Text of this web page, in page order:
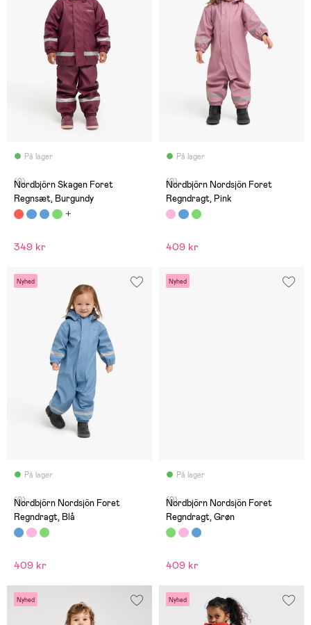
På lager
(0)
Nordbjörn Skagen Foret
Regnsæt, Burgundy
349 kr
På lager
(0)
Nordbjörn Nordsjön Foret
Regndragt, Pink
409 kr
Nyhed
På lager
(0)
Nordbjörn Nordsjön Foret
Regndragt, Blå
409 kr
Nyhed
På lager
(0)
Nordbjörn Nordsjön Foret
Regndragt, Grøn
409 kr
Nyhed Nyhed